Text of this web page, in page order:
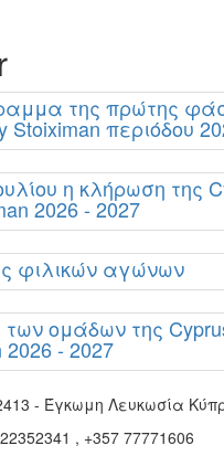
της πρώτης
Stoiximan περιόδου
η κλήρωση της
2026 - 2027
φιλικών αγώνων
των ομάδων της
2026 - 2027
- Έγκωμη Λευκωσία
, +357 77771606